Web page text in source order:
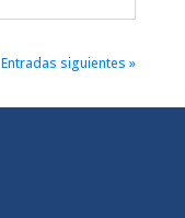
Entradas siguientes »